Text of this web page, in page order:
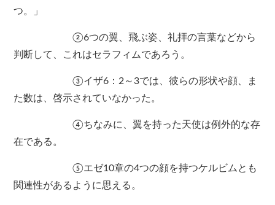
つ。」
②6つの翼、飛ぶ姿、礼拝の言葉などから
判断して、これはセラフィムであろう。
③イザ6：2～3では、彼らの形状や顔、ま
た数は、啓示されていなかった。
④ちなみに、翼を持った天使は例外的な存
在である。
⑤エゼ10章の4つの顔を持つケルビムとも
関連性があるように思える。